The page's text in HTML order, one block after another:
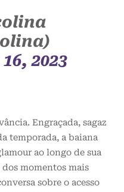
2023
Engraçada, sagaz
temporada, a baiana
ao longo de sua
momentos mais
sobre o acesso